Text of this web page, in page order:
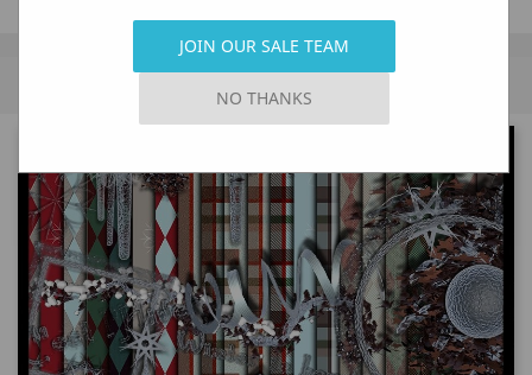
JOIN OUR SALE TEAM
NO THANKS